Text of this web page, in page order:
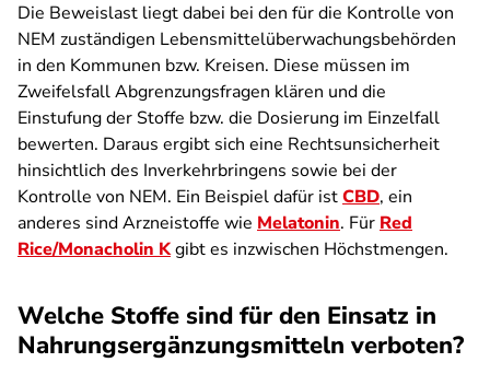
Die Beweislast liegt dabei bei den für die Kontrolle von
NEM zuständigen Lebensmittelüberwachungsbehörden
in den Kommunen bzw. Kreisen. Diese müssen im
Zweifelsfall Abgrenzungsfragen klären und die
Einstufung der Stoffe bzw. die Dosierung im Einzelfall
bewerten. Daraus ergibt sich eine Rechtsunsicherheit
hinsichtlich des Inverkehrbringens sowie bei der
Kontrolle von NEM. Ein Beispiel dafür istCBD, ein
anderes sind Arzneistoffe wie Melatonin. Für Red
Rice/Monacholin Kgibt es inzwischen Höchstmengen.
Welche Stoffe sind für den Einsatz in
Nahrungsergänzungsmitteln verboten?